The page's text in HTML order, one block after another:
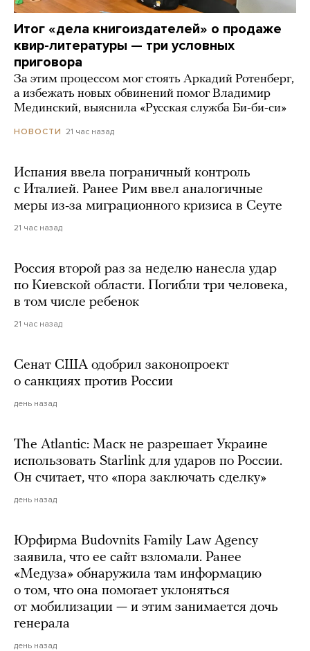
Итог «дела книгоиздателей» о продаже
квир-литературы — три условных
приговора
За этим процессом мог стоять Аркадий Ротенберг,
а избежать новых обвинений помог Владимир
Мединский, выяснила «Русская служба Би-би-си»
НОВОСТИ 21 час назад
Испания ввела пограничный контроль
с Италией. Ранее Рим ввел аналогичные
меры из-за миграционного кризиса в Сеуте
21 час назад
Россия второй раз за неделю нанесла удар
по Киевской области. Погибли три человека,
в том числе ребенок
21 час назад
Сенат США одобрил законопроект
о санкциях против России
день назад
The Atlantic: Маск не разрешает Украине
использовать Starlink для ударов по России.
Он считает, что «пора заключать сделку»
день назад
Юрфирма Budovnits Family Law Agency
заявила, что ее сайт взломали. Ранее
«Медуза» обнаружила там информацию
о том, что она помогает уклоняться
от мобилизации — и этим занимается дочь
генерала
день назад